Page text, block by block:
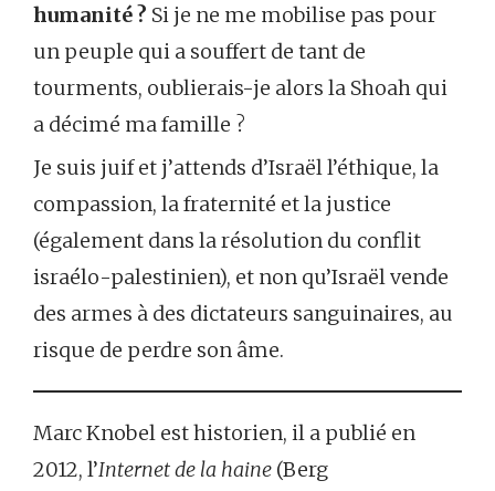
humanité ? Si je ne me mobilise pas pour
un peuple qui a souffert de tant de
tourments, oublierais-je alors la Shoah qui
a décimé ma famille ?
Je suis juif et j’attends d’Israël l’éthique, la
compassion, la fraternité et la justice
(également dans la résolution du conflit
israélo-palestinien), et non qu’Israël vende
des armes à des dictateurs sanguinaires, au
risque de perdre son âme.
Marc Knobel est historien, il a publié en
2012, l’Internet de la haine (Berg